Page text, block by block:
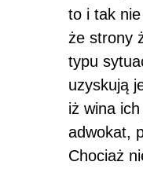
to i tak
że strony
typu
uzyskują
iż wina
adwokat,
Chociaż